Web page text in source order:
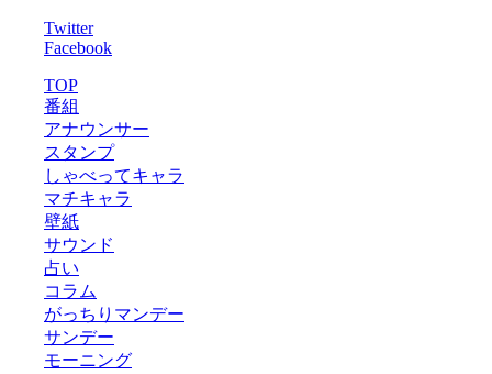
Twitter
Facebook
TOP
番組
アナウンサー
スタンプ
しゃべってキャラ
マチキャラ
壁紙
サウンド
占い
コラム
がっちりマンデー
サンデー
モーニング